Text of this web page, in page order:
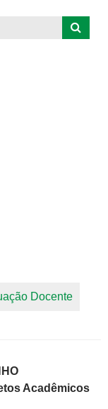
Docente
Acadêmicos